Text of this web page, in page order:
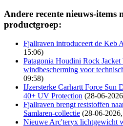
Andere recente nieuws-items
productgroep:
Fjallraven introduceert de Keb
15:06)
Patagonia Houdini Rock Jacket
windbescherming voor
09:58)
IJzersterke Carhartt Force Sun
40+ UV Protection (28-06-
Fjallraven brengt reststoffen
Samlaren-collectie (28-06-
Nieuwe Arc'teryx lichtgewicht